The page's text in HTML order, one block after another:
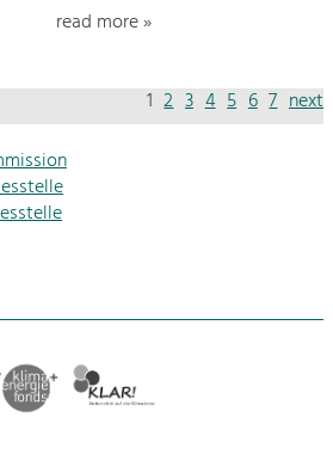
read more »
1 2 3 4 5 6 7 next